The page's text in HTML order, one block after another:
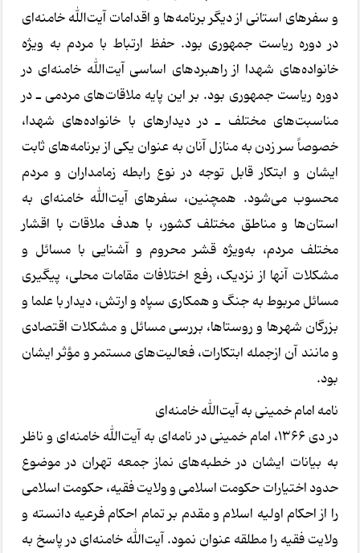
و سفرهای استانی از دیگر برنامه‌ها و اقدامات آیت‌الله خامنه‌ای
در دوره ریاست جمهوری بود. حفظ ارتباط با مردم به ویژه
خانواده‌های شهدا از راهبردهای اساسی آیت‌الله خامنه‌ای در
دوره ریاست جمهوری بود. بر این پایه ملاقات‌های مردمی ـ در
مناسبت‌های مختلف ـ در دیدارهای با خانواده‌های شهدا،
خصوصاً سر زدن به منازل آنان به عنوان یکی از برنامه‌های ثابت
ایشان و ابتکار قابل توجه در نوع رابطه زمامداران و مردم
محسوب می‌شود. همچنین، سفرهای آیت‌الله خامنه‌ای به
استان‌ها و مناطق مختلف کشور، با هدف ملاقات با اقشار
مختلف مردم، به‌ویژه قشر محروم و آشنایی با مسائل و
مشکلات آنها از نزدیک، رفع اختلافات مقامات محلی، پیگیری
مسائل مربوط به جنگ و همکاری سپاه و ارتش، دیدار با علما و
بزرگان شهرها و روستاها، بررسی مسائل و مشکلات اقتصادی
و مانند آن ازجمله ابتکارات، فعالیت‌های مستمر و مؤثر ایشان
بود.
نامه امام خمینی به آیت‌الله خامنه‌ای
در دی ۱۳۶۶، امام خمینی در نامه‌ای به آیت‌الله خامنه‌ای و ناظر
به بیانات ایشان در خطبه‌های نماز جمعه تهران در موضوع
حدود اختیارات حکومت اسلامی و ولایت فقیه، حکومت اسلامی
را از احکام اولیه اسلام و مقدم بر تمام احکام فرعیه دانسته و
ولایت فقیه را مطلقه عنوان نمود. آیت‌الله خامنه‌ای در پاسخ به